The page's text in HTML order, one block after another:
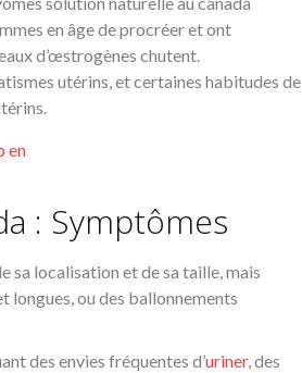
en âge de procréer et ont
d’œstrogènes chutent.
utérins, et certaines habitudes de
: Symptômes
sa localisation et de sa taille, mais
longues, ou des ballonnements
des envies fréquentes d’uriner, des